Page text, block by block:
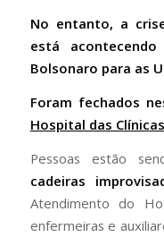
No entanto, a
está
Bolsonaro para as
Foram fechados
Hospital das Clínicas
Pessoas estão
cadeiras
Atendimento do
enfermeiras e